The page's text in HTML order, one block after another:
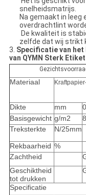
snelheidsmatrijs.
Na gemaakt in
overdrachtlint
De kwaliteit is
zelfde dat wij strikt
3. Specificatie van
van QYMN Sterk Etiket
Materiaal
Dikte mm
Basisgewicht g/m2
Treksterkte
N/25mm
Rekbaarheid %
Zachtheid
Geschiktheid
tot drukken
Specificatie